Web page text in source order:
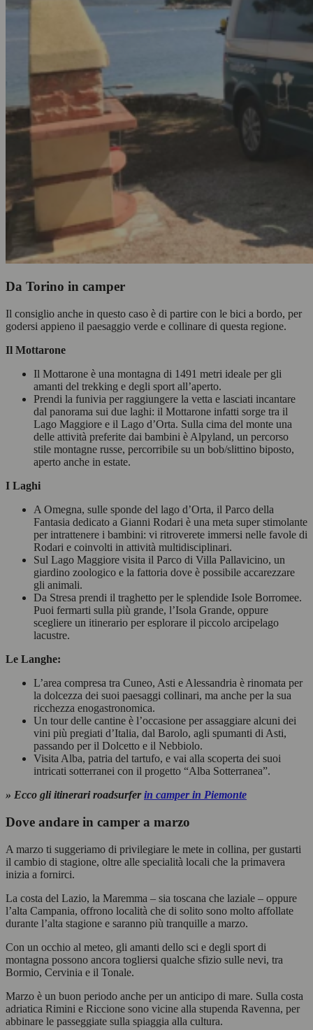
Da Torino in camper
Il consiglio anche in questo caso è di partire con le bici a bordo, per
godersi appieno il paesaggio verde e collinare di questa regione.
Il Mottarone
Il Mottarone è una montagna di 1491 metri ideale per gli
amanti del trekking e degli sport all’aperto.
Prendi la funivia per raggiungere la vetta e lasciati incantare
dal panorama sui due laghi: il Mottarone infatti sorge tra il
Lago Maggiore e il Lago d’Orta. Sulla cima del monte una
delle attività preferite dai bambini è Alpyland, un percorso
stile montagne russe, percorribile su un bob/slittino biposto,
aperto anche in estate.
I Laghi
A Omegna, sulle sponde del lago d’Orta, il Parco della
Fantasia dedicato a Gianni Rodari è una meta super stimolante
per intrattenere i bambini: vi ritroverete immersi nelle favole di
Rodari e coinvolti in attività multidisciplinari.
Sul Lago Maggiore visita il Parco di Villa Pallavicino, un
giardino zoologico e la fattoria dove è possibile accarezzare
gli animali.
Da Stresa prendi il traghetto per le splendide Isole Borromee.
Puoi fermarti sulla più grande, l’Isola Grande, oppure
scegliere un itinerario per esplorare il piccolo arcipelago
lacustre.
Le Langhe:
L’area compresa tra Cuneo, Asti e Alessandria è rinomata per
la dolcezza dei suoi paesaggi collinari, ma anche per la sua
ricchezza enogastronomica.
Un tour delle cantine è l’occasione per assaggiare alcuni dei
vini più pregiati d’Italia, dal Barolo, agli spumanti di Asti,
passando per il Dolcetto e il Nebbiolo.
Visita Alba, patria del tartufo, e vai alla scoperta dei suoi
intricati sotterranei con il progetto “Alba Sotterranea”.
» Ecco gli itinerari roadsurferin camper in Piemonte
Dove andare in camper a marzo
A marzo ti suggeriamo di privilegiare le mete in collina, per gustarti
il cambio di stagione, oltre alle specialità locali che la primavera
inizia a fornirci.
La costa del Lazio, la Maremma – sia toscana che laziale – oppure
l’alta Campania, offrono località che di solito sono molto affollate
durante l’alta stagione e saranno più tranquille a marzo.
Con un occhio al meteo, gli amanti dello sci e degli sport di
montagna possono ancora togliersi qualche sfizio sulle nevi, tra
Bormio, Cervinia e il Tonale.
Marzo è un buon periodo anche per un anticipo di mare. Sulla costa
adriatica Rimini e Riccione sono vicine alla stupenda Ravenna, per
abbinare le passeggiate sulla spiaggia alla cultura.